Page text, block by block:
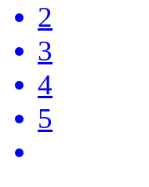
2
3
4
5